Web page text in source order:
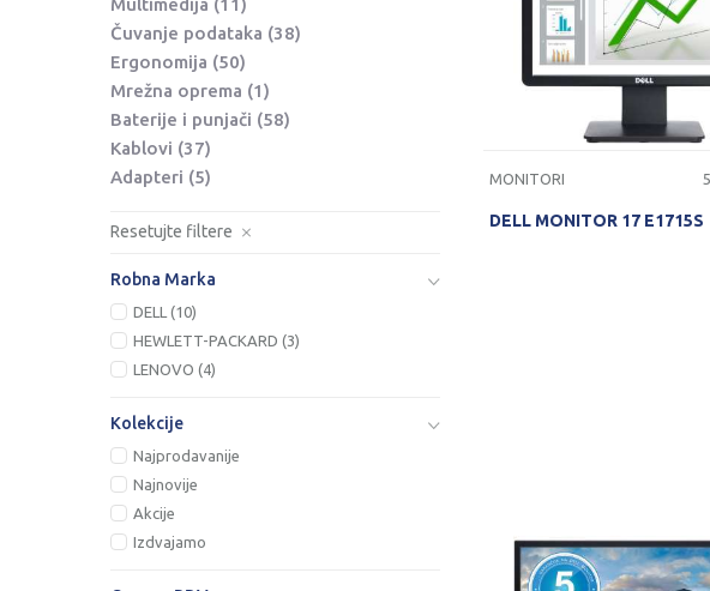
Multimedija (11)
Čuvanje podataka (38)
Ergonomija (50)
Mrežna oprema (1)
Baterije i punjači (58)
Kablovi (37)
Adapteri (5)
Resetujte filtere
Robna Marka
DELL (10)
HEWLETT-PACKARD (3)
LENOVO (4)
Kolekcije
Najprodavanije
Najnovije
Akcije
Izdvajamo
MONITORI
DELL MONITOR 17 E1715S